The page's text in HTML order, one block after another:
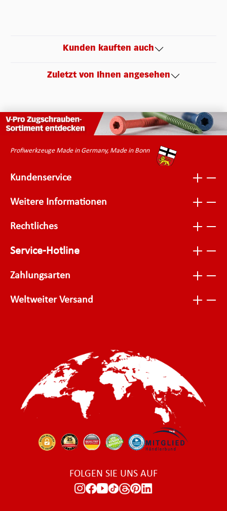
Kunden kauften auch
Zuletzt von Ihnen angesehen
Profiwerkzeuge Made in Germany, Made in Bonn
Kundenservice
Weitere Informationen
Rechtliches
Service-Hotline
Zahlungsarten
Weltweiter Versand
FOLGEN SIE UNS AUF